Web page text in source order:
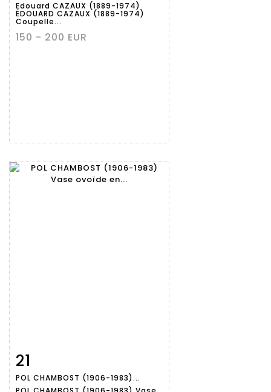
Edouard CAZAUX (1889-1974)
ÉDOUARD CAZAUX (1889-1974)
Coupelle...
150 - 200 EUR
détaillée
21
POL CHAMBOST (1906-1983)...